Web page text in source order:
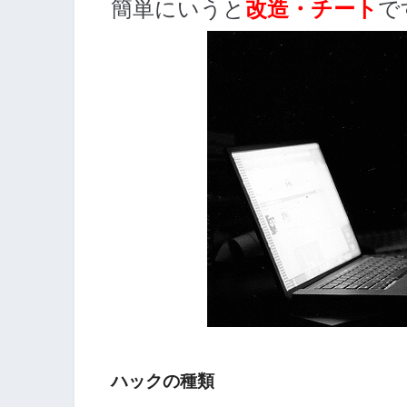
簡単にいうと 改造・チートで
ハックの種類